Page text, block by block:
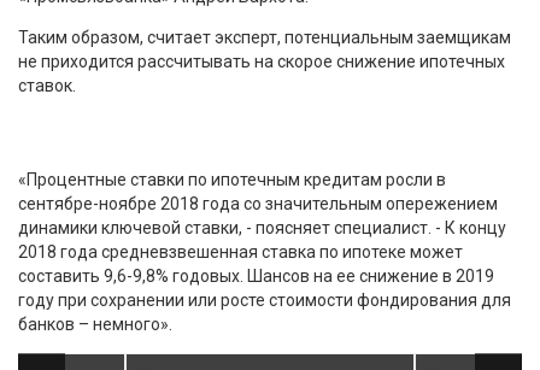
Таким образом, считает эксперт, потенциальным заемщикам
не приходится рассчитывать на скорое снижение ипотечных
ставок.
«Процентные ставки по ипотечным кредитам росли в
сентябре-ноябре 2018 года со значительным опережением
динамики ключевой ставки, - поясняет специалист. - К концу
2018 года средневзвешенная ставка по ипотеке может
составить 9,6-9,8% годовых. Шансов на ее снижение в 2019
году при сохранении или росте стоимости фондирования для
банков – немного».